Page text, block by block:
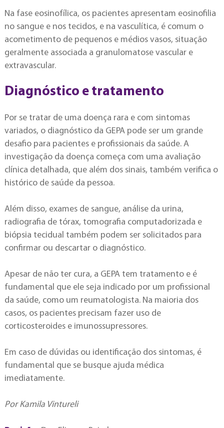
Na fase eosinofílica, os pacientes apresentam eosinofilia
no sangue e nos tecidos, e na vasculítica, é comum o
acometimento de pequenos e médios vasos, situação
geralmente associada a granulomatose vascular e
extravascular.
Diagnóstico e tratamento
Por se tratar de uma doença rara e com sintomas
variados, o diagnóstico da GEPA pode ser um grande
desafio para pacientes e profissionais da saúde. A
investigação da doença começa com uma avaliação
clínica detalhada, que além dos sinais, também verifica o
histórico de saúde da pessoa.
Além disso, exames de sangue, análise da urina,
radiografia de tórax, tomografia computadorizada e
biópsia tecidual também podem ser solicitados para
confirmar ou descartar o diagnóstico.
Apesar de não ter cura, a GEPA tem tratamento e é
fundamental que ele seja indicado por um profissional
da saúde, como um reumatologista. Na maioria dos
casos, os pacientes precisam fazer uso de
corticosteroides e imunossupressores.
Em caso de dúvidas ou identificação dos sintomas, é
fundamental que se busque ajuda médica
imediatamente.
Por Kamila Vintureli